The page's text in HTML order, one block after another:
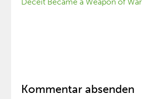
Kommentar absenden